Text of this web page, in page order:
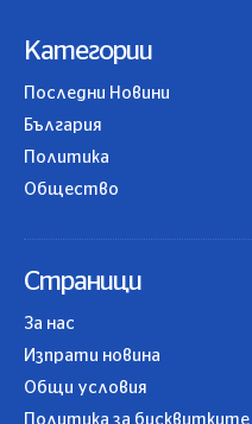
Категории
Последни Новини
България
Политика
Общество
Страници
За нас
Изпрати новина
Общи условия
Политика за бисквитките